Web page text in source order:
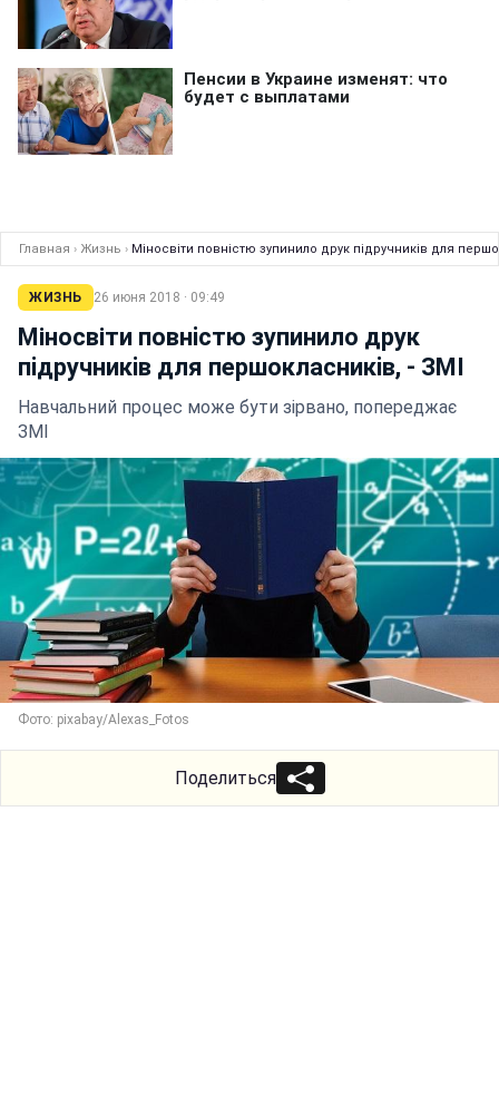
Главная › Жизнь › Міносвіти повнiстю зупинило друк пiдручникiв для
ЖИЗНЬ 26 июня 2018 · 09:49
Міносвіти повнiстю зупинило друк
пiдручникiв для першокласникiв, - ЗМI
Навчальний процес може бути зірвано, попереджає
ЗМІ
Фото: pixabay/Alexas_Fotos
Поделиться